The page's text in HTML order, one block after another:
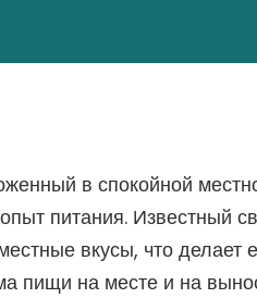
в спокойной
питания. Известный
вкусы, что делает
пищи на месте и на